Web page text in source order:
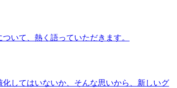
いて、熱く語っていただきます。
してはいないか、そんな思いから、新しいグ